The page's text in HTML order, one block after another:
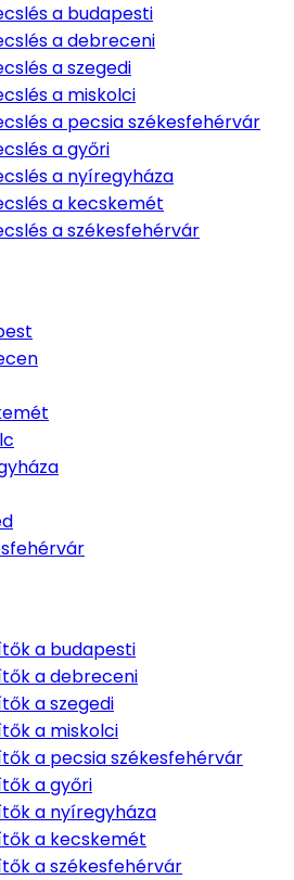
a budapesti
a debreceni
a szegedi
a miskolci
a pecsia székesfehérvár
a győri
a nyíregyháza
a kecskemét
a székesfehérvár
a budapesti
a debreceni
a szegedi
a miskolci
a pecsia székesfehérvár
a győri
a nyíregyháza
a kecskemét
a székesfehérvár